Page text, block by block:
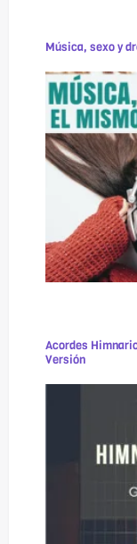
Música, sexo y
Acordes
Versión